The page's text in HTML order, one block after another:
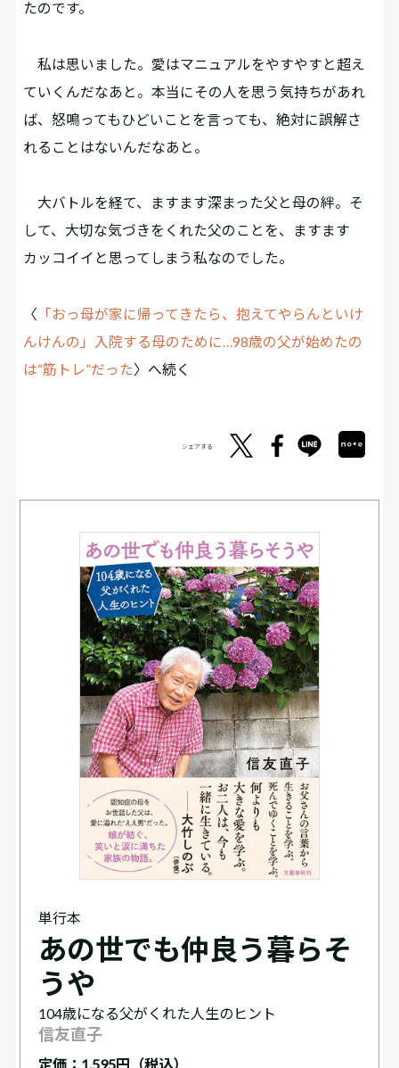
たのです。
私は思いました。愛はマニュアルをやすやすと超え
ていくんだなあと。本当にその人を思う気持ちがあれ
ば、怒鳴ってもひどいことを言っても、絶対に誤解さ
れることはないんだなあと。
大バトルを経て、ますます深まった父と母の絆。そ
して、大切な気づきをくれた父のことを、ますます
カッコイイと思ってしまう私なのでした。
〈 「おっ母が家に帰ってきたら、抱えてやらんといけ
んけんの」入院する母のために…98歳の父が始めたの
は“筋トレ”だった〉へ続く
シェアする
単行本
あの世でも仲良う暮らそ
うや
104歳になる父がくれた人生のヒント
信友直子
定価： 1,595円（税込）